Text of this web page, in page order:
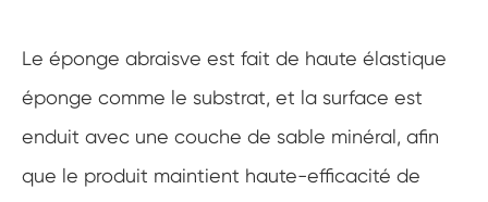
Le éponge abraisve est fait de haute élastique
éponge comme le substrat, et la surface est
enduit avec une couche de sable minéral, afin
que le produit maintient haute-efficacité de